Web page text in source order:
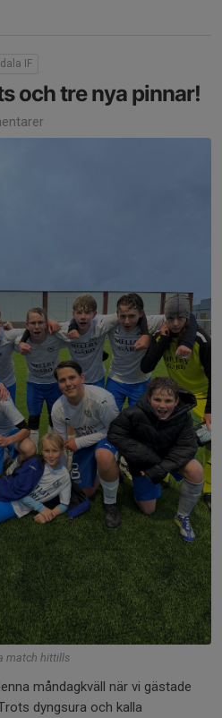
IF
och tre nya pinnar!
match hittills
måndagkväll när vi gästade
dyngsura och kalla